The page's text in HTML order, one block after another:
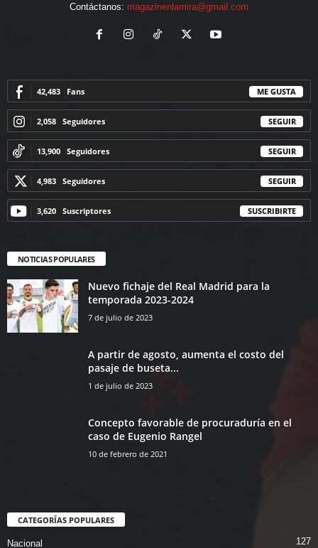
Contáctanos: magazinenlamira@gmail.com
42,483 Fans ME GUSTA
2,058 Seguidores SEGUIR
13,900 Seguidores SEGUIR
4,983 Seguidores SEGUIR
3,620 Suscriptores SUSCRIBIRTE
NOTICIAS POPULARES
Nuevo fichaje del Real Madrid para la
temporada 2023-2024
7 de julio de 2023
A partir de agosto, aumenta el costo del
pasaje de buseta...
1 de julio de 2023
Concepto favorable de procuraduría en el
caso de Eugenio Rangel
10 de febrero de 2021
CATEGORÍAS POPULARES
Nacional 127